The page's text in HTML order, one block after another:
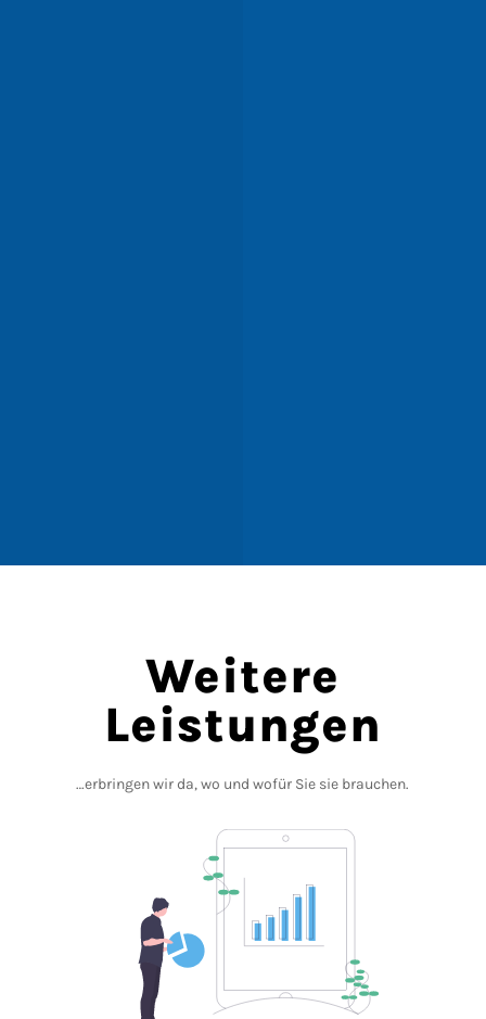
Weitere
Leistungen
…erbringen wir da, wo und wofür Sie sie brauchen.